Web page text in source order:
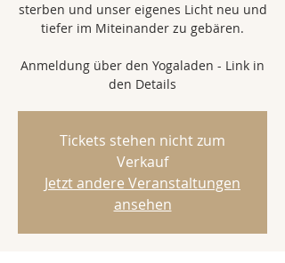
sterben und unser eigenes Licht neu und
tiefer im Miteinander zu gebären.
Anmeldung über den Yogaladen - Link in
den Details
Tickets stehen nicht zum
Verkauf
Jetzt andere Veranstaltungen
ansehen